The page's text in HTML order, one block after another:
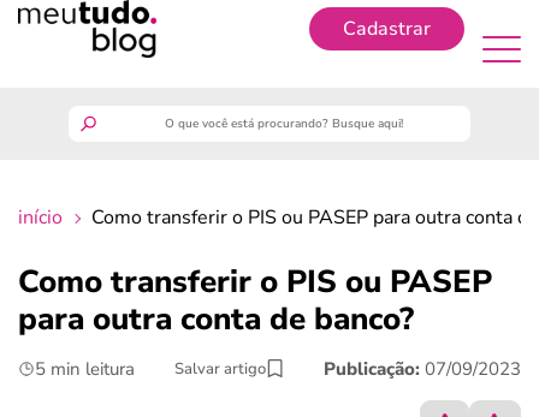
Cadastrar
finanças
benefícios
início Como transferir o PIS ou PASEP para outra conta
Como transferir o PIS ou PASEP
para outra conta de banco?
5 min leitura Salvar artigo Publicação: 07/09/2023